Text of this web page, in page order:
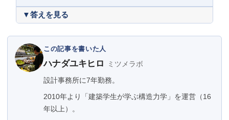
この記事を書いた人
ハナダユキヒロ
ミツメラボ
設計事務所に7年勤務。
2010年より「建築学生が学ぶ構造力学」を運営（16
年以上）。